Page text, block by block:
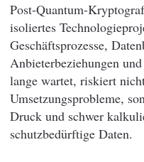
Post-Quantum-
isoliertes
Geschäftsprozesse,
Anbieterbeziehungen
lange wartet, riskiert
Umsetzungsprobleme,
Druck und schwer
schutzbedürftige Daten.